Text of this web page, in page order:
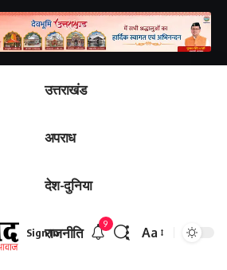
उत्तराखंड
अपराध
देश-दुनिया
राजनीति
Sign In
9
Aa